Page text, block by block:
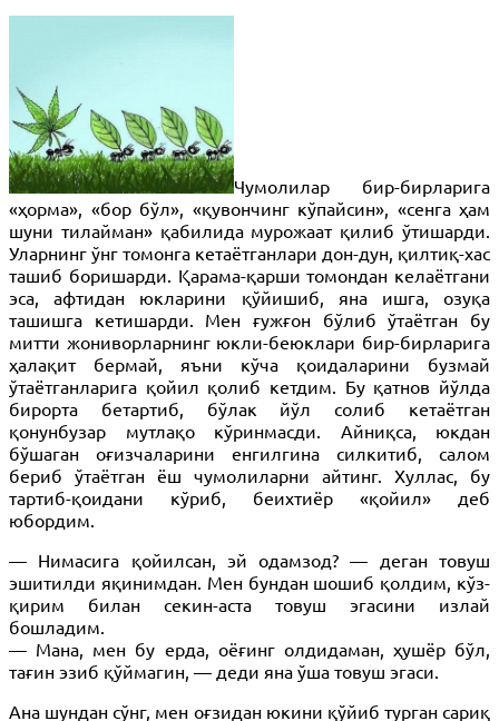
Чумолилар бир-бирларига
«ҳорма», «бор бўл», «қувончинг кўпайсин», «сенга ҳам
шуни тилайман» қабилида мурожаат қилиб ўтишарди.
Уларнинг ўнг томонга кетаётганлари дон-дун, қилтиқ-хас
ташиб боришарди. Қарама-қарши томондан келаётгани
эса, афтидан юкларини қўйишиб, яна ишга, озуқа
ташишга кетишарди. Мен ғужғон бўлиб ўтаётган бу
митти жониворларнинг юкли-беюклари бир-бирларига
ҳалақит бермай, яъни кўча қоидаларини бузмай
ўтаётганларига қойил қолиб кетдим. Бу қатнов йўлда
бирорта бетартиб, бўлак йўл солиб кетаётган
қонунбузар мутлақо кўринмасди. Айниқса, юкдан
бўшаган оғизчаларини енгилгина силкитиб, салом
бериб ўтаётган ёш чумолиларни айтинг. Хуллас, бу
тартиб-қоидани кўриб, беихтиёр «қойил» деб
юбордим.
— Нимасига қойилсан, эй одамзод? — деган товуш
эшитилди яқинимдан. Мен бундан шошиб қолдим, кўз-
қирим билан секин-аста товуш эгасини излай
бошладим.
— Мана, мен бу ерда, оёғинг олдидаман, ҳушёр бўл,
тағин эзиб қўймагин, — деди яна ўша товуш эгаси.
Ана шундан сўнг, мен оғзидан юкини қўйиб турган сариқ